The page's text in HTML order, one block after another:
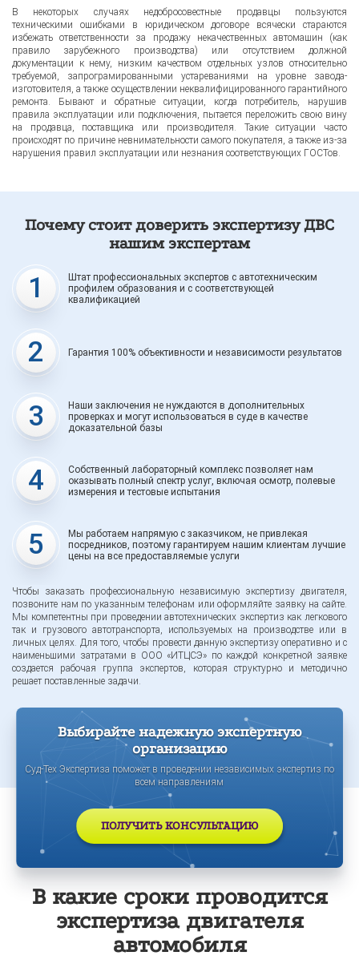
В некоторых случаях недобросовестные продавцы пользуются
техническими ошибками в юридическом договоре всячески стараются
избежать ответственности за продажу некачественных автомашин (как
правило зарубежного производства) или отсутствием должной
документации к нему, низким качеством отдельных узлов относительно
требуемой, запрограмированными устареваниями на уровне завода-
изготовителя, а также осуществлении неквалифицированного гарантийного
ремонта. Бывают и обратные ситуации, когда потребитель, нарушив
правила эксплуатации или подключения, пытается переложить свою вину
на продавца, поставщика или производителя. Такие ситуации часто
происходят по причине невнимательности самого покупателя, а также из-за
нарушения правил эксплуатации или незнания соответствующих ГОСТов.
Почему стоит доверить экспертизу ДВС
нашим экспертам
1
Штат профессиональных экспертов с автотехническим
профилем образования и с соответствующей
квалификацией
2 Гарантия 100% объективности и независимости результатов
3
Наши заключения не нуждаются в дополнительных
проверках и могут использоваться в суде в качестве
доказательной базы
4
Собственный лабораторный комплекс позволяет нам
оказывать полный спектр услуг, включая осмотр, полевые
измерения и тестовые испытания
5
Мы работаем напрямую с заказчиком, не привлекая
посредников, поэтому гарантируем нашим клиентам лучшие
цены на все предоставляемые услуги
Чтобы заказать профессиональную независимую экспертизу двигателя,
позвоните нам по указанным телефонам или оформляйте заявку на сайте.
Мы компетентны при проведении автотехнических экспертиз как легкового
так и грузового автотранспорта, используемых на производстве или в
личных целях. Для того, чтобы провести данную экспертизу оперативно и с
наименьшими затратами в ООО «ИТЦСЭ» по каждой конкретной заявке
создается рабочая группа экспертов, которая структурно и методично
решает поставленные задачи.
Выбирайте надежную экспертную
организацию
Суд-Тех Экспертиза поможет в проведении независимых экспертиз по
всем направлениям
ПОЛУЧИТЬ КОНСУЛЬТАЦИЮ
В какие сроки проводится
экспертиза двигателя
автомобиля